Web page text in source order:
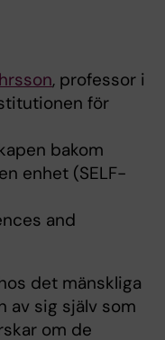
, professor i
för
bakom
enhet (SELF-
and
det mänskliga
av sig själv som
om de